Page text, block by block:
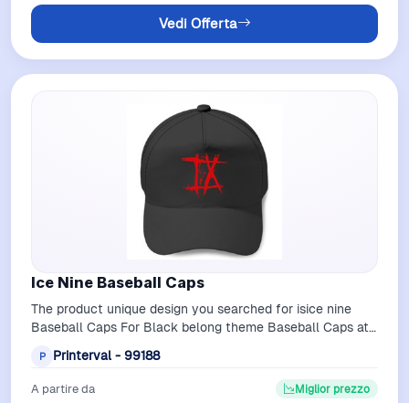
Vedi Offerta
Ice Nine Baseball Caps
The product unique design you searched for isice nine
Baseball Caps For Black belong theme Baseball Caps at
P Printerval - 99188
A partire da Miglior prezzo